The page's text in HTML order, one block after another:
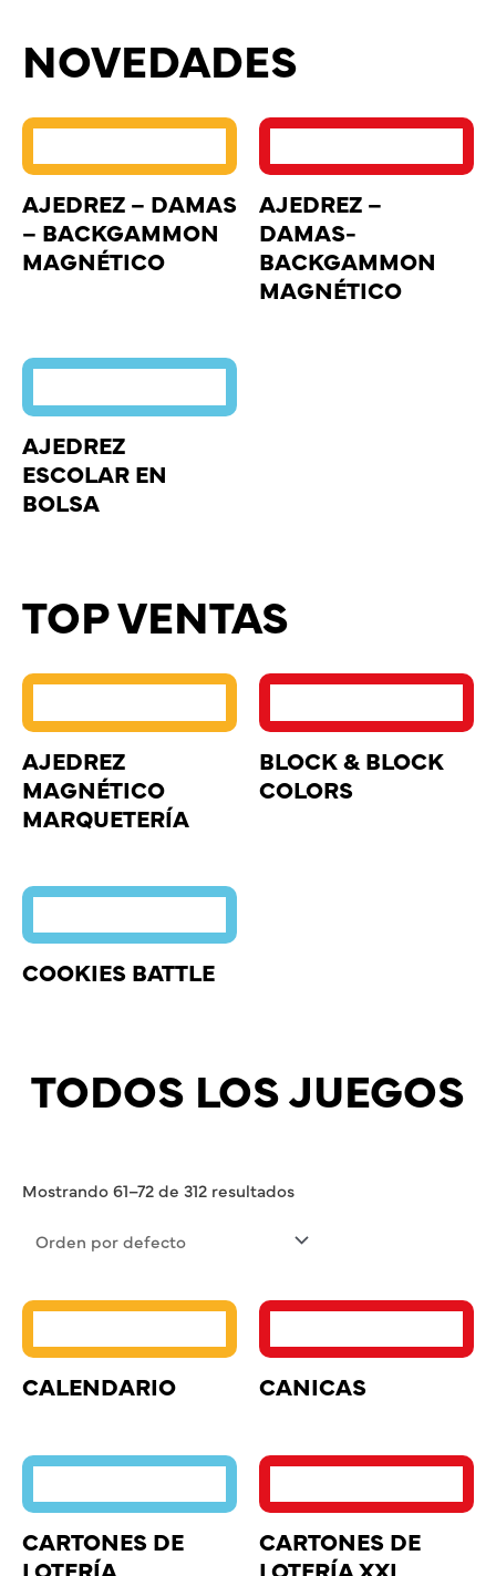
NOVEDADES
AJEDREZ – DAMAS
– BACKGAMMON
MAGNÉTICO
AJEDREZ –
DAMAS-
BACKGAMMON
MAGNÉTICO
AJEDREZ
ESCOLAR EN
BOLSA
TOP VENTAS
AJEDREZ
MAGNÉTICO
MARQUETERÍA
BLOCK & BLOCK
COLORS
COOKIES BATTLE
TODOS LOS JUEGOS
Mostrando 61–72 de 312 resultados
CALENDARIO CANICAS
CARTONES DE
LOTERÍA
CARTONES DE
LOTERÍA XXL